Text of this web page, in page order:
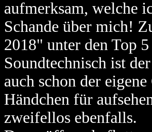
aufmerksam, welche
Schande über mich!
2018" unter den Top
Soundtechnisch ist
auch schon der
Händchen für
zweifellos ebenfalls.